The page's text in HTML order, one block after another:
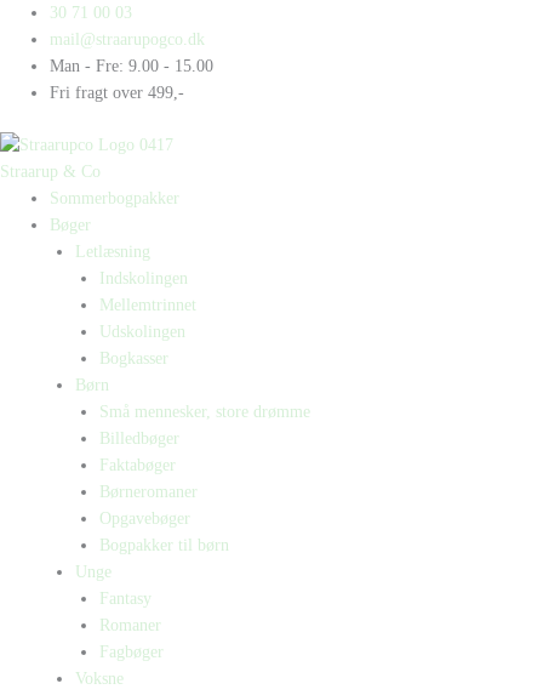
indholdet
30 71 00 03
mail@straarupogco.dk
Man - Fre: 9.00 - 15.00
Fri fragt over 499,-
Straarup & Co
Sommerbogpakker
Bøger
Letlæsning
Indskolingen
Mellemtrinnet
Udskolingen
Bogkasser
Børn
Små mennesker, store drømme
Billedbøger
Faktabøger
Børneromaner
Opgavebøger
Bogpakker til børn
Unge
Fantasy
Romaner
Fagbøger
Voksne
Products
search
Products
search
Frankenstein